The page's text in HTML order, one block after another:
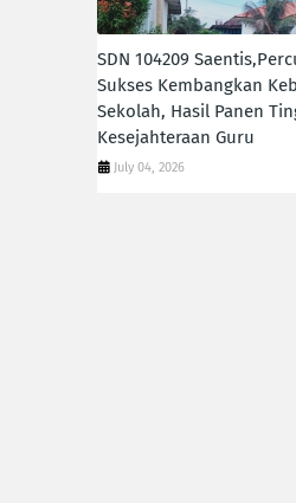
SDN 104209
Sukses Kembangkan
Sekolah, Hasil Panen
Kesejahteraan Guru
July 04, 2026